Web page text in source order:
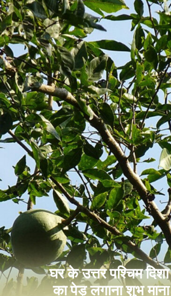
घर के उत्तर पश्चिम
का पेड़ लगाना शुभ